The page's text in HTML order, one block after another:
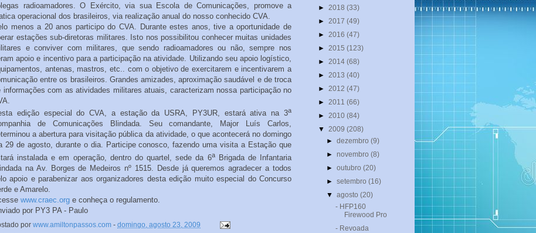
radioamadores. O Exército, via sua Escola de Comunicações, promove a
operacional dos brasileiros, via realização anual do nosso conhecido CVA.
menos a 20 anos participo do CVA. Durante estes anos, tive a oportunidade de
estações sub-diretoras militares. Isto nos possibilitou conhecer muitas unidades
e conviver com militares, que sendo radioamadores ou não, sempre nos
apoio e incentivo para a participação na atividade. Utilizando seu apoio logístico,
antenas, mastros, etc.. com o objetivo de exercitarem e incentivarem a
entre os brasileiros. Grandes amizades, aproximação saudável e de troca
informações com as atividades militares atuais, caracterizam nossa participação no
edição especial do CVA, a estação da USRA, PY3UR, estará ativa na 3a
de Comunicações Blindada. Seu comandante, Major Luís Carlos,
a abertura para visitação pública da atividade, o que acontecerá no domingo
29 de agosto, durante o dia. Participe conosco, fazendo uma visita a Estação que
instalada e em operação, dentro do quartel, sede da 6aBrigada de Infantaria
na Av. Borges de Medeiros nº 1515. Desde já queremos agradecer a todos
apoio e parabenizar aos organizadores desta edição muito especial do Concurso
e Amarelo.
www.craec.org e conheça o regulamento.
por PY3 PA - Paulo
por www.amiltonpassos.com - domingo, agosto 23, 2009
► 2018 (33)
► 2017 (49)
► 2016 (47)
► 2015 (123)
► 2014 (68)
► 2013 (40)
► 2012 (47)
► 2011 (66)
► 2010 (84)
▼ 2009 (208)
►dezembro(9)
►novembro(8)
►outubro(20)
►setembro(16)
▼agosto(20)
- HFP160
Firewood Pro
- Revoada